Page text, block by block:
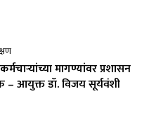
मागण्यांवर प्रशासन
– आयुक्त डॉ. विजय सूर्यवंशी